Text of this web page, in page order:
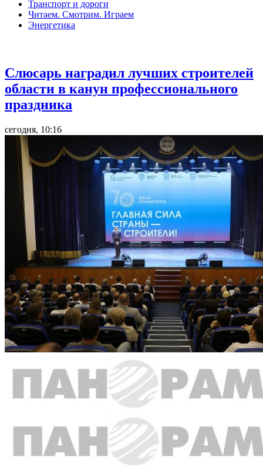
Транспорт и дороги
Читаем. Смотрим. Играем
Энергетика
Слюсарь наградил лучших строителей
области в канун профессионального
праздника
сегодня, 10:16